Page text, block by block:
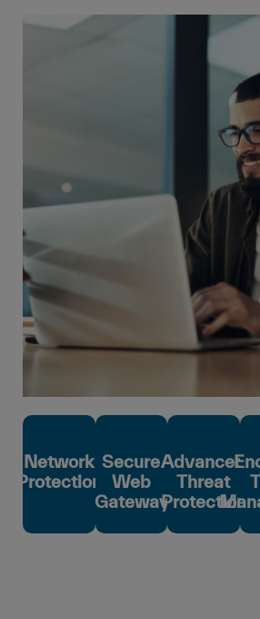
Network
Protection
Secure
Web
Gateway
Advanced
Threat
Protection